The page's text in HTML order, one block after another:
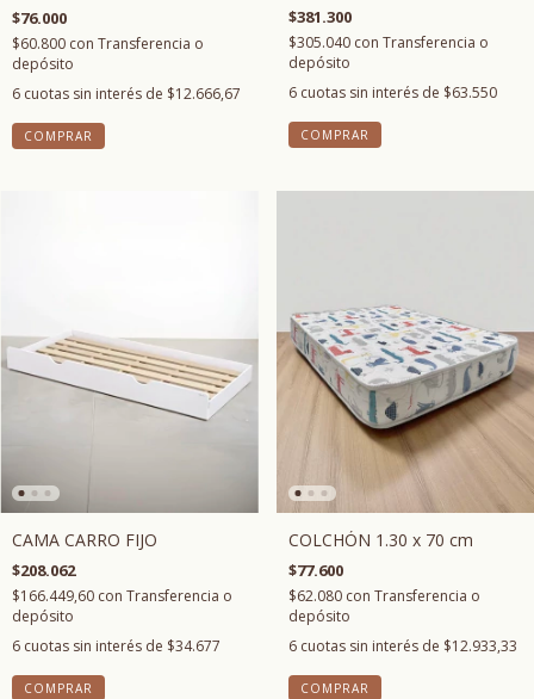
$76.000
$60.800 con Transferencia o
depósito
6 cuotas sin interés de $12.666,67
COMPRAR
$381.300
$305.040 con Transferencia o
depósito
6 cuotas sin interés de $63.550
COMPRAR
CAMA CARRO FIJO
$208.062
$166.449,60 con Transferencia o
depósito
6 cuotas sin interés de $34.677
COMPRAR
COLCHÓN 1.30 x 70 cm
$77.600
$62.080 con Transferencia o
depósito
6 cuotas sin interés de $12.933,33
COMPRAR